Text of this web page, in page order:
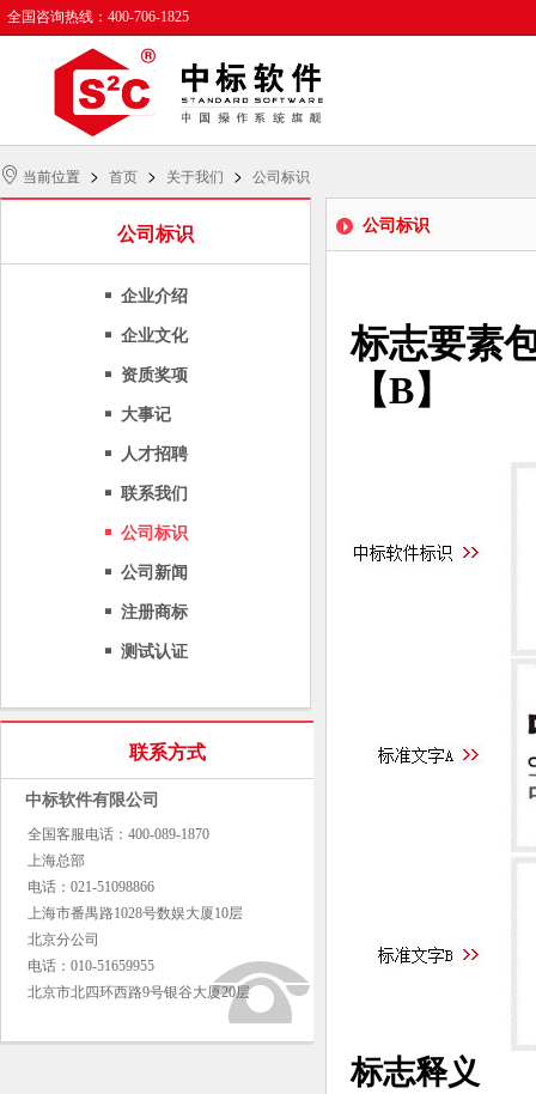
全国咨询热线：400-706-1825
当前位置 > 首页 > 关于我们 > 公司标识
公司标识
企业介绍
企业文化
资质奖项
大事记
人才招聘
联系我们
公司标识
公司新闻
注册商标
测试认证
联系方式
中标软件有限公司
全国客服电话：400-089-1870
上海总部
电话：021-51098866
上海市番禺路1028号数娱大厦10层
北京分公司
电话：010-51659955
北京市北四环西路9号银谷大厦20层
公司标识
标志要素
【B】
标志释义